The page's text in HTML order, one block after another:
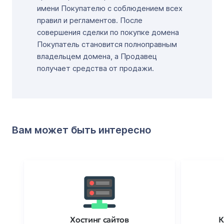
имени Покупателю с соблюдением всех
правил и регламентов. После
совершения сделки по покупке домена
Покупатель становится полноправным
владельцем домена, а Продавец
получает средства от продажи.
Вам может быть интересно
Хостинг сайтов